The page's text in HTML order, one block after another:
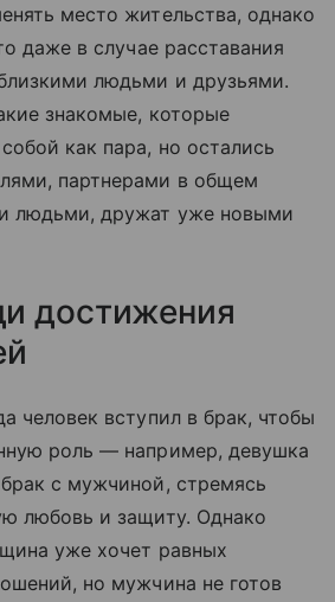
место жительства, однако
даже в случае расставания
людьми и друзьями.
знакомые, которые
как пара, но остались
партнерами в общем
людьми, дружат уже новыми
достижения
человек вступил в брак, чтобы
роль — например, девушка
с мужчиной, стремясь
любовь и защиту. Однако
уже хочет равных
но мужчина не готов